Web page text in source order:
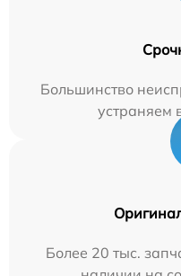
Большинство
устраняем
Более 20 тыс.